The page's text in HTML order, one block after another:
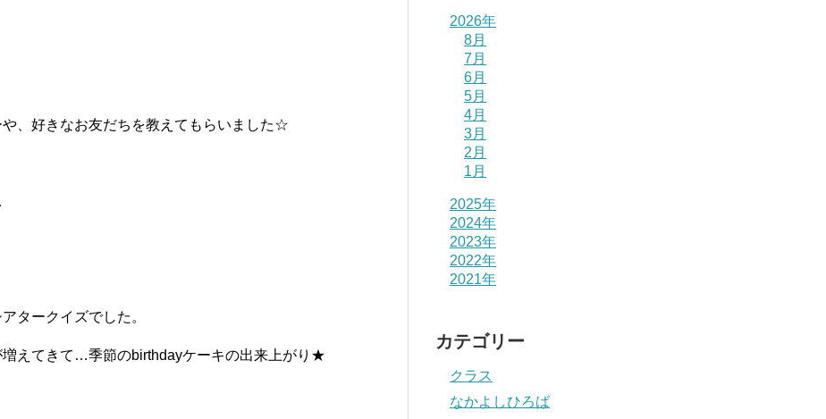
、好きなお友だちを教えてもらいました☆
タークイズでした。
増えてきて…季節のbirthdayケーキの出来上がり★
2026年
8月
7月
6月
5月
4月
3月
2月
1月
2025年
2024年
2023年
2022年
2021年
カテゴリー
クラス
なかよしひろば